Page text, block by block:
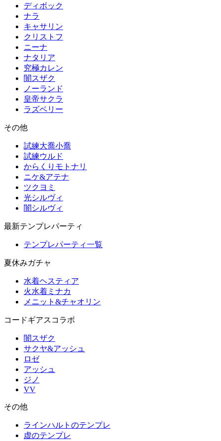
ディボック
ナラ
キャサリン
クリストフ
ニーナ
ナタリア
究極カレン
闇スザク
ノーランド
皇帝サクラ
ラズベリー
その他
試練大喬小喬
試練ウルド
からくりモトナリ
ニケ&アテナ
ツクヨミ
光シルヴィ
闇シルヴィ
最新テンプレパーティ
テンプレパーティ一覧
夏休みガチャ
水着ヘスティア
火水着ミナカ
メニット&チャオリン
コードギアスコラボ
闇スザク
サクヤ&アッシュ
ロゼ
アッシュ
ジノ
VV
その他
ラインハルトのテンプレ
虚のテンプレ